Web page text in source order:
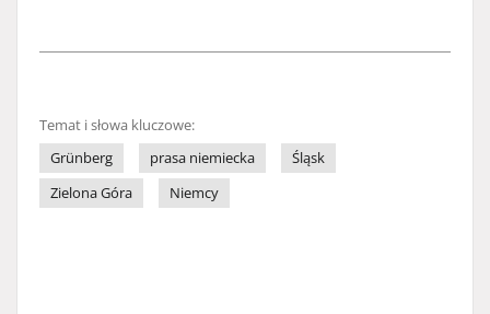
Temat i słowa kluczowe:
Grünberg
prasa niemiecka
Śląsk
Zielona Góra
Niemcy